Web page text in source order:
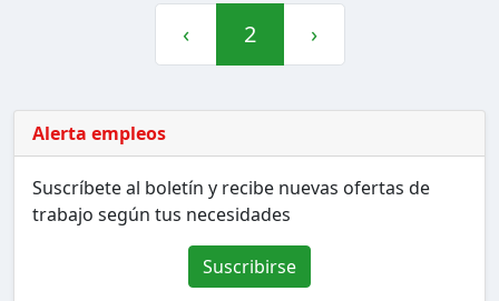
‹ 2 ›
Alerta empleos
Suscríbete al boletín y recibe nuevas ofertas de
trabajo según tus necesidades
Suscribirse